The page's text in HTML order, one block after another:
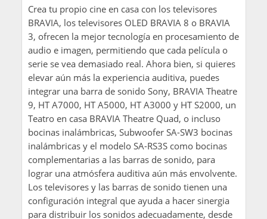
Crea tu propio cine en casa con los televisores
BRAVIA, los televisores OLED BRAVIA 8 o BRAVIA
3, ofrecen la mejor tecnología en procesamiento de
audio e imagen, permitiendo que cada película o
serie se vea demasiado real. Ahora bien, si quieres
elevar aún más la experiencia auditiva, puedes
integrar una barra de sonido Sony, BRAVIA Theatre
9, HT A7000, HT A5000, HT A3000 y HT S2000, un
Teatro en casa BRAVIA Theatre Quad, o incluso
bocinas inalámbricas, Subwoofer SA-SW3 bocinas
inalámbricas y el modelo SA-RS3S como bocinas
complementarias a las barras de sonido, para
lograr una atmósfera auditiva aún más envolvente.
Los televisores y las barras de sonido tienen una
configuración integral que ayuda a hacer sinergia
para distribuir los sonidos adecuadamente, desde